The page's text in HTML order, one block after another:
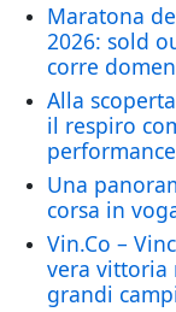
Maratona
2026: sold
corre
Alla
il respiro
performance
Una
corsa in
Vin.Co –
vera vittoria
grandi